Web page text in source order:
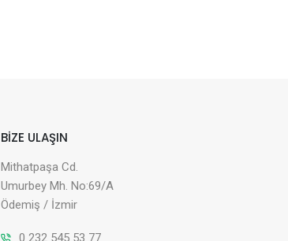
BİZE ULAŞIN
Mithatpaşa Cd.
Umurbey Mh. No:69/A
Ödemiş / İzmir
0 232 545 53 77